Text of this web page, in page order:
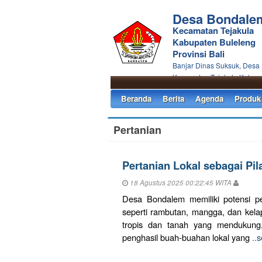
Desa
Kecamatan Tejakula
Kabupaten Buleleng
Provinsi Bali
Banjar Dinas Suksuk,
Kecamatan Tejakula
Beranda Berita Agenda
Pertanian
Pertanian Lokal sebagai
18 Agustus 2025 00:22:45 WITA
Desa Bondalem memiliki potensi
seperti rambutan, mangga, dan
tropis dan tanah yang
penghasil buah-buahan lokal yang